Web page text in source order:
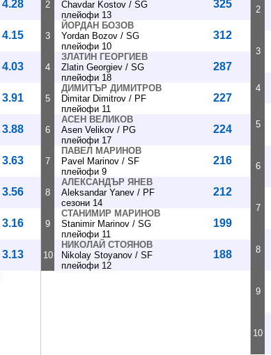
4.28
4.15
4.03
3.91
3.88
3.63
3.56
3.16
3.13
2
Chavdar Kostov / SG
плейофи 13
325
3
ЙОРДАН БОЗОВ
Yordan Bozov / SG
плейофи 10
312
4
ЗЛАТИН ГЕОРГИЕВ
Zlatin Georgiev / SG
плейофи 18
287
5
ДИМИТЪР ДИМИТРОВ
Dimitar Dimitrov / PF
плейофи 11
227
6
АСЕН ВЕЛИКОВ
Asen Velikov / PG
плейофи 17
224
7
ПАВЕЛ МАРИНОВ
Pavel Marinov / SF
плейофи 9
216
8
АЛЕКСАНДЪР ЯНЕВ
Aleksandar Yanev / PF
сезони 14
212
9
СТАНИМИР МАРИНОВ
Stanimir Marinov / SG
плейофи 11
199
10
НИКОЛАЙ СТОЯНОВ
Nikolay Stoyanov / SF
плейофи 12
188
2
3
4
5
6
7
8
9
10